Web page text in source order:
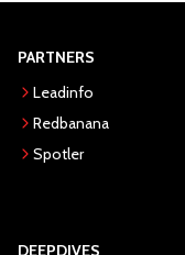
PARTNERS
Leadinfo
Redbanana
Spotler
DEEPDIVES